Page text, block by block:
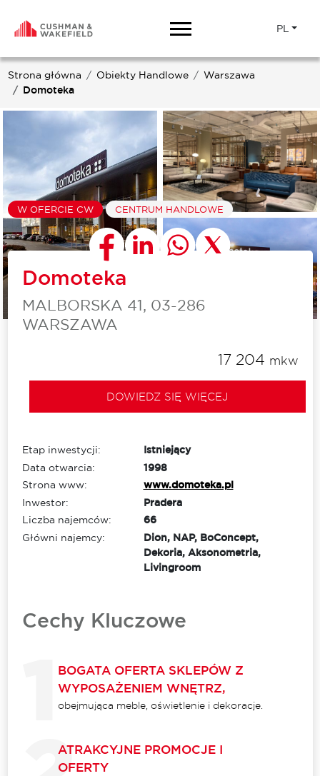
PL
Strona główna Obiekty Handlowe
Warszawa
Domoteka
W OFERCIE CW CENTRUM HANDLOWE
Domoteka
MALBORSKA 41, 03-286
WARSZAWA
17 204 mkw
DOWIEDZ SIĘ WIĘCEJ
Etap inwestycji:
Istniejący
Data otwarcia:
1998
Strona www:
www.domoteka.pl
Inwestor:
Pradera
Liczba najemców:
66
Główni najemcy:
Dion, NAP, BoConcept,
Dekoria, Aksonometria,
Livingroom
Cechy Kluczowe
BOGATA OFERTA SKLEPÓW Z
WYPOSAŻENIEM WNĘTRZ,
obejmująca meble, oświetlenie i dekoracje.
ATRAKCYJNE PROMOCJE I
OFERTY